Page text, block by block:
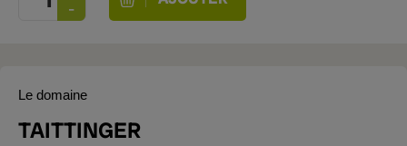
Le domaine
TAITTINGER